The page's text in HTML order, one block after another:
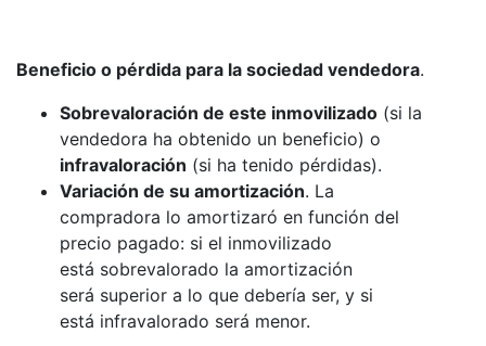
Beneficio o pérdida para la sociedad vendedora.
Sobrevaloración de este inmovilizado (si la
vendedora ha obtenido un beneficio) o
infravaloración (si ha tenido pérdidas).
Variación de su amortización. La
compradora lo amortizaró en función del
precio pagado: si el inmovilizado
está sobrevalorado la amortización
será superior a lo que debería ser, y si
está infravalorado será menor.